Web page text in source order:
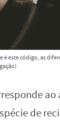
este código, as
de